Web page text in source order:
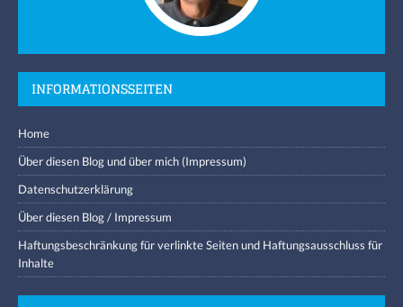
INFORMATIONSSEITEN
Home
Über diesen Blog und über mich (Impressum)
Datenschutzerklärung
Über diesen Blog / Impressum
Haftungsbeschränkung für verlinkte Seiten und Haftungsausschluss für
Inhalte